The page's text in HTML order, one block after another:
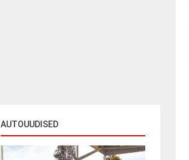
AUTOUUDISED